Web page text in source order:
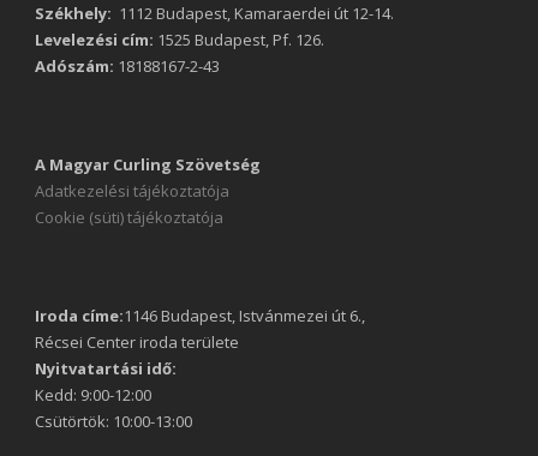
Székhely: 1112 Budapest, Kamaraerdei út 12-14.
Levelezési cím: 1525 Budapest, Pf. 126.
Adószám: 18188167-2-43
A Magyar Curling Szövetség
Adatkezelési tájékoztatója
Cookie (süti) tájékoztatója
Iroda címe:1146 Budapest, Istvánmezei út 6.,
Récsei Center iroda területe
Nyitvatartási idő:
Kedd: 9:00-12:00
Csütörtök: 10:00-13:00